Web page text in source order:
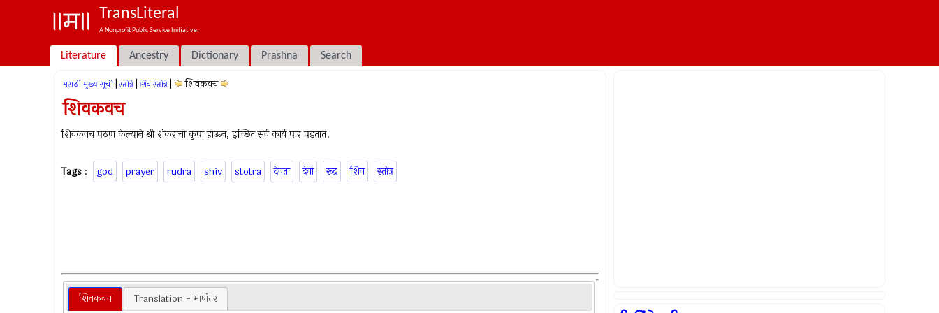
TransLiteral
A Nonprofit Public Service Initiative.
Literature Ancestry Dictionary Prashna Search
मराठी मुख्य सूची स्तोत्रे शिव स्तोत्रे शिवकवच
शिवकवच
शिवकवच पठण केल्याने श्री शंकराची कृपा होऊन, इच्छित सर्व कार्ये पार पडतात.
Tags : god prayer rudra shiv stotra देवता देवी रूद्र शिव स्तोत्र
शिवकवच Translation - भाषांतर